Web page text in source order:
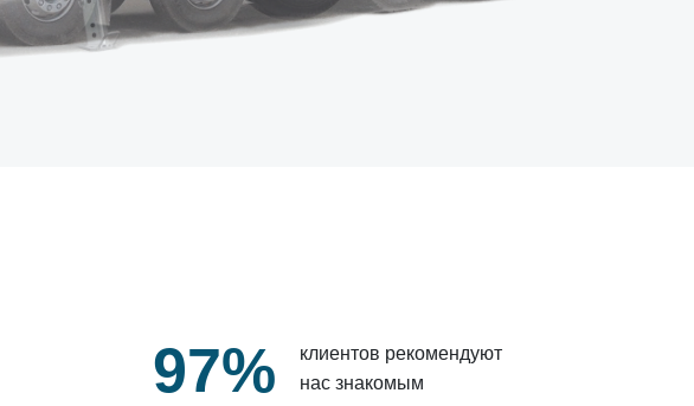
97%
клиентов рекомендуют
нас знакомым